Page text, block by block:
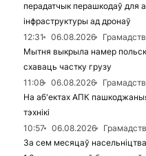
перадатчык перашкодаў для
інфраструктуры ад дронаў
12:31
06.08.2026
Мытня выкрыла намер
схаваць частку грузу
11:08
06.08.2026
На аб'ектах АПК
тэхнікі
10:57
06.08.2026
За сем месяцаў